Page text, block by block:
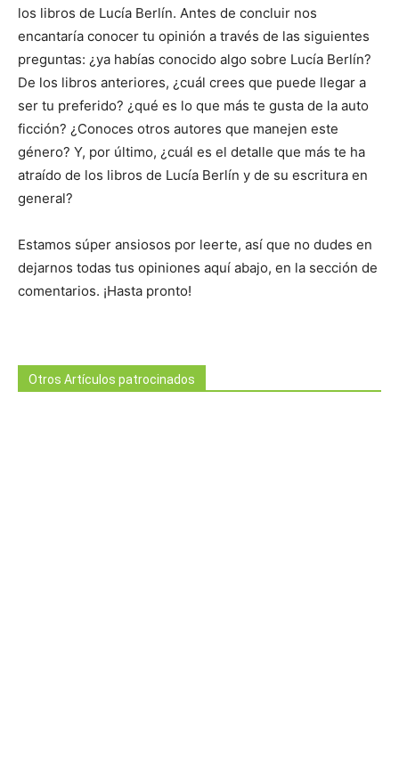
los libros de Lucía Berlín. Antes de concluir nos
encantaría conocer tu opinión a través de las siguientes
preguntas: ¿ya habías conocido algo sobre Lucía Berlín?
De los libros anteriores, ¿cuál crees que puede llegar a
ser tu preferido? ¿qué es lo que más te gusta de la auto
ficción? ¿Conoces otros autores que manejen este
género? Y, por último, ¿cuál es el detalle que más te ha
atraído de los libros de Lucía Berlín y de su escritura en
general?
Estamos súper ansiosos por leerte, así que no dudes en
dejarnos todas tus opiniones aquí abajo, en la sección de
comentarios. ¡Hasta pronto!
Otros Artículos patrocinados